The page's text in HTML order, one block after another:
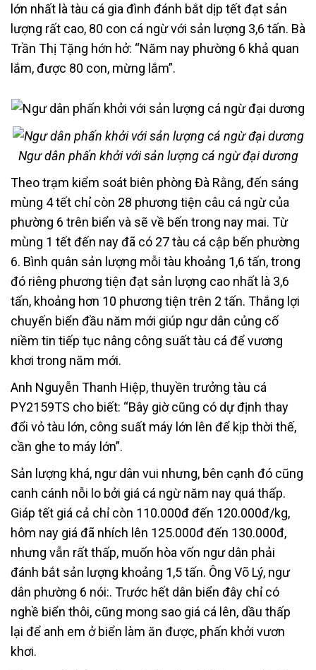
lớn nhất là tàu cá gia đình đánh bắt dịp tết đạt sản
lượng rất cao, 80 con cá ngừ với sản lượng 3,6 tấn. Bà
Trần Thị Tặng hớn hở: “Năm nay phường 6 khả quan
lắm, được 80 con, mừng lắm”.
Ngư dân phấn khởi với sản lượng cá ngừ đại dương
Theo trạm kiểm soát biên phòng Đà Rằng, đến sáng
mùng 4 tết chỉ còn 28 phương tiện câu cá ngừ của
phường 6 trên biển và sẽ về bến trong nay mai. Từ
mùng 1 tết đến nay đã có 27 tàu cá cập bến phường
6. Bình quân sản lượng mỗi tàu khoảng 1,6 tấn, trong
đó riêng phương tiện đạt sản lượng cao nhất là 3,6
tấn, khoảng hơn 10 phương tiện trên 2 tấn. Thắng lợi
chuyến biển đầu năm mới giúp ngư dân củng cố
niềm tin tiếp tục nâng công suất tàu cá để vương
khơi trong năm mới.
Anh Nguyễn Thanh Hiệp, thuyền trưởng tàu cá
PY2159TS cho biết: “Bây giờ cũng có dự định thay
đổi vỏ tàu lớn, công suất máy lớn lên để kịp thời thế,
cần ghe to máy lớn”.
Sản lượng khá, ngư dân vui nhưng, bên cạnh đó cũng
canh cánh nỗi lo bởi giá cá ngừ năm nay quá thấp.
Giáp tết giá cả chỉ còn 110.000đ đến 120.000đ/kg,
hôm nay giá đã nhích lên 125.000đ đến 130.000đ,
nhưng vẫn rất thấp, muốn hòa vốn ngư dân phải
đánh bắt sản lượng khoảng 1,5 tấn. Ông Võ Lý, ngư
dân phường 6 nói:. Trước hết dân biển đây chỉ có
nghề biển thôi, cũng mong sao giá cá lên, dầu thấp
lại để anh em ở biển làm ăn được, phấn khởi vươn
khơi.